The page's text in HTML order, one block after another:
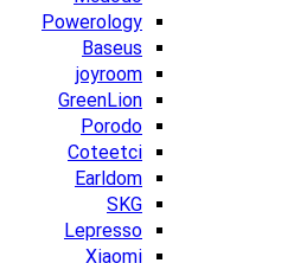
Powerology
Baseus
joyroom
GreenLion
Porodo
Coteetci
Earldom
SKG
Lepresso